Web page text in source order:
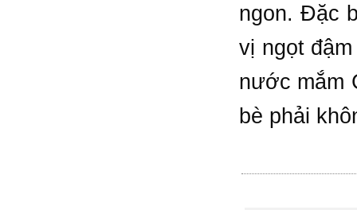
ngon. Đặc
vị ngọt
nước mắm
bè phải